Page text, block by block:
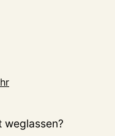
weglassen?